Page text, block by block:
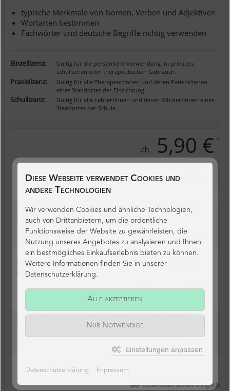
typische Merkmale von Nomen, Verben und Adjektiven
Wortarten bestimmen
Fachwörter und deutsche Begriffe richtig verwenden
Einzellizenz:
Gültig für die persönliche Verwendung im privaten,
schulischen oder therapeutischen Gebrauch.
Praxislizenz:
Gültig für alle Therapeut/innen und deren Patient/innen
eines Standortes der Einrichtung.
Schullizenz:
Gültig für alle Lehrer/innen und deren Schüler/innen eines
Standortes der Schule.
ab 5,90 € *
BitteLizenzmodell+Anzahl
Einzellizenz * EXTRA digital - Nomen, Verb oder Adjektiv?
DOWNLOADS: Einzellizenz
5,90 €
Praxislizenz * EXTRA digital - Nomen, Verb oder Adjektiv?
DOWNLOADS:Praxislizenz
7,90 €
Schullizenz * EXTRA digital - Nomen, Verb oder Adjektiv?
DOWNLOADS: Schullizenz
Download sofort möglich
Diese Webseite verwendet Cookies und
andere Technologien
Wir verwenden Cookies und ähnliche Technologien,
auch von Drittanbietern, um die ordentliche
Funktionsweise der Website zu gewährleisten, die
Nutzung unseres Angebotes zu analysieren und Ihnen
ein bestmögliches Einkaufserlebnis bieten zu können.
Weitere Informationen finden Sie in unserer
Datenschutzerklärung.
Alle akzeptieren
Nur Notwendige
Einstellungen anpassen
Datenschutzerklärung Impressum